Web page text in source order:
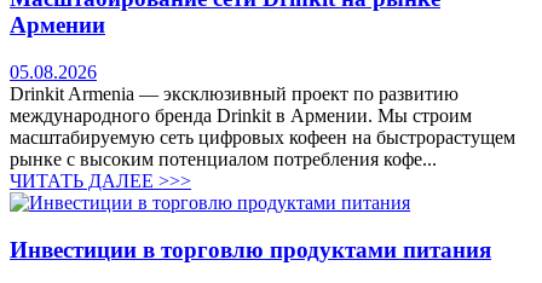
Армении
05.08.2026
Drinkit Armenia — эксклюзивный проект по развитию
международного бренда Drinkit в Армении. Мы строим
масштабируемую сеть цифровых кофеен на быстрорастущем
рынке с высоким потенциалом потребления кофе...
ЧИТАТЬ ДАЛЕЕ >>>
Инвестиции в торговлю продуктами питания